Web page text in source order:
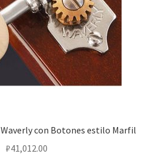
con Botones estilo Marfil
₽41,012.00